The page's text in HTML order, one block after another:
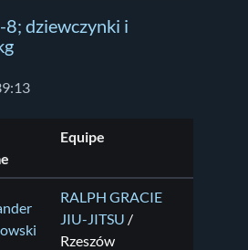
8; dziewczynki i
Equipe
RALPH GRACIE
JIU-JITSU /
Rzeszów